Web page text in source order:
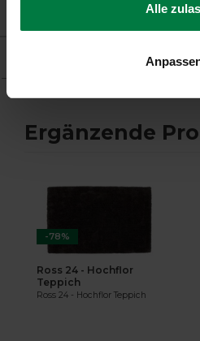
Alle
Ergänzende
-78%
Ross 24 - Hochflor
Teppich
Ross 24 - Hochflor Teppich